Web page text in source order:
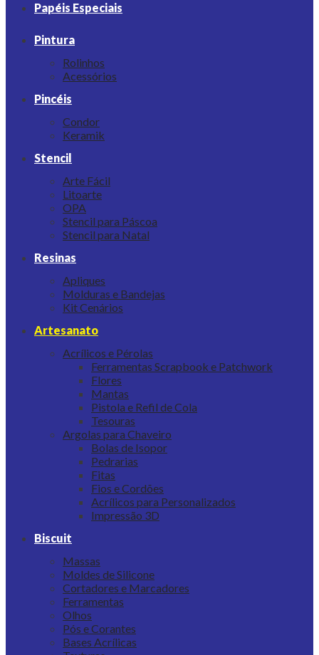
Papéis Especiais
Pintura
Rolinhos
Acessórios
Pincéis
Condor
Keramik
Stencil
Arte Fácil
Litoarte
OPA
Stencil para Páscoa
Stencil para Natal
Resinas
Apliques
Molduras e Bandejas
Kit Cenários
Artesanato
Acrílicos e Pérolas
Ferramentas Scrapbook e Patchwork
Flores
Mantas
Pistola e Refil de Cola
Tesouras
Argolas para Chaveiro
Bolas de Isopor
Pedrarias
Fitas
Fios e Cordões
Acrílicos para Personalizados
Impressão 3D
Biscuit
Massas
Moldes de Silicone
Cortadores e Marcadores
Ferramentas
Olhos
Pós e Corantes
Bases Acrílicas